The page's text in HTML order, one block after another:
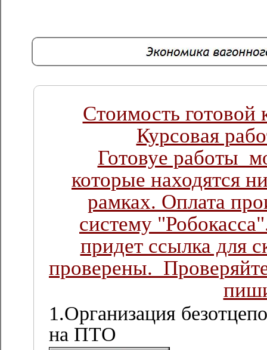
Стоимость
Курсовая
Готовуе работы
которые находятся
рамках. Оплата
систему
придет ссылка для
проверены.
1.Организация
на ПТО